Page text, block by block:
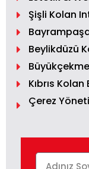
Şişli Kolan
Beylikdüzü
Kıbrıs
Çerez